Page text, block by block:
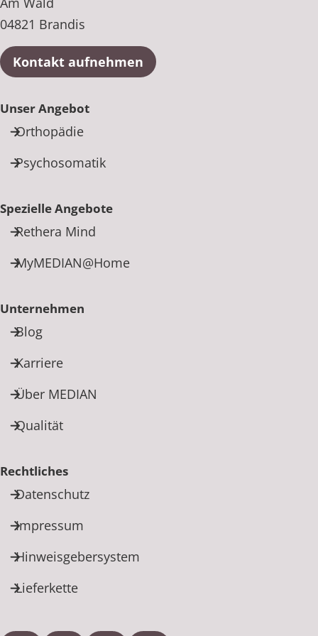
04821 Brandis
Kontakt aufnehmen
Unser Angebot
Orthopädie
Psychosomatik
Spezielle Angebote
Rethera Mind
MyMEDIAN@Home
Unternehmen
Blog
Karriere
Über MEDIAN
Qualität
Rechtliches
Datenschutz
Impressum
Hinweisgebersystem
Lieferkette